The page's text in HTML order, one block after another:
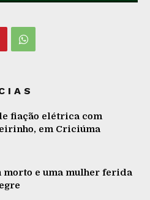
fiação elétrica com
em Criciúma
morto e uma mulher ferida